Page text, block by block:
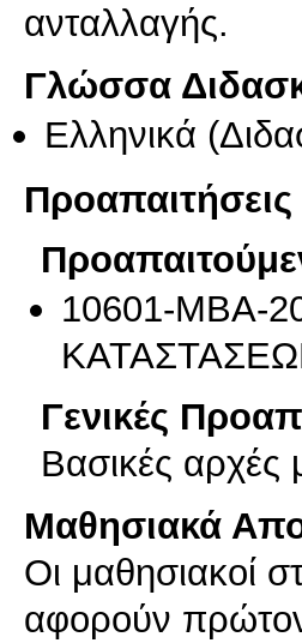
ανταλλαγής.
Γλώσσα
Ελληνικά
Προαπαιτήσεις
10601-
Γενικές
Βασικές αρχές
Μαθησιακά
Οι μαθησιακοί
αφορούν